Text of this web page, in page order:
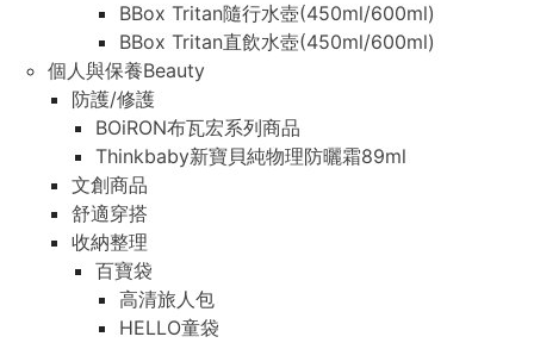
BBox Tritan隨行水壺(450ml/600ml)
BBox Tritan直飲水壺(450ml/600ml)
個人與保養Beauty
防護/修護
BOiRON布瓦宏系列商品
Thinkbaby新寶貝純物理防曬霜89ml
文創商品
舒適穿搭
收納整理
百寶袋
高清旅人包
HELLO童袋